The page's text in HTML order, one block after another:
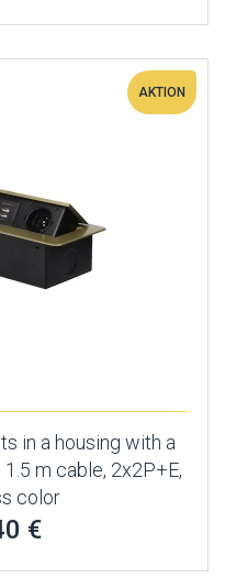
AKTION
in a housing with a
m cable, 2x2P+E,
color
€